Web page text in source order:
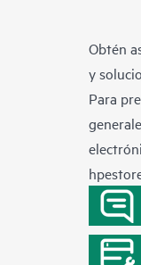
Obtén
y
Para